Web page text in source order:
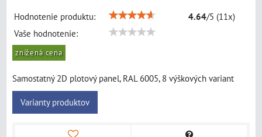
Hodnotenie produktu: 4.64/5 (11x)
Vaše hodnotenie:
znížená cena
Samostatný 2D plotový panel, RAL 6005, 8 výškových variant
Varianty produktov